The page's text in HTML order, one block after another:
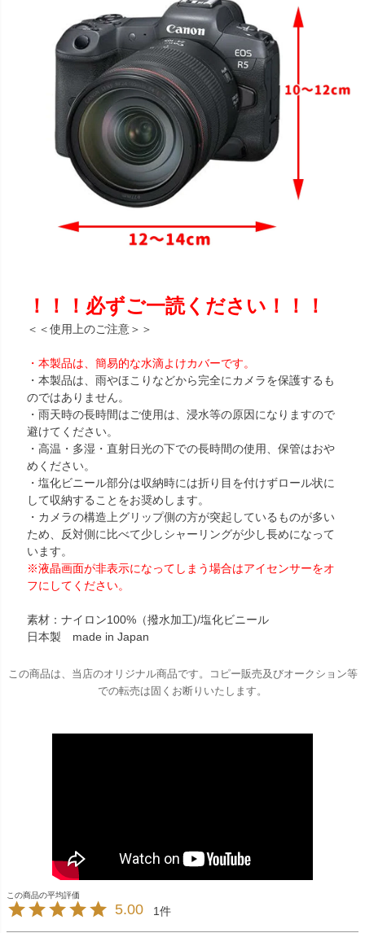
！！！必ずご一読ください！！！
＜＜使用上のご注意＞＞
・本製品は、簡易的な水滴よけカバーです。
・本製品は、雨やほこりなどから完全にカメラを保護するも
のではありません。
・雨天時の長時間はご使用は、浸水等の原因になりますので
避けてください。
・高温・多湿・直射日光の下での長時間の使用、保管はおや
めください。
・塩化ビニール部分は収納時には折り目を付けずロール状に
して収納することをお奨めします。
・カメラの構造上グリップ側の方が突起しているものが多い
ため、反対側に比べて少しシャーリングが少し長めになって
います。
※液晶画面が非表示になってしまう場合はアイセンサーをオ
フにしてください。
素材：ナイロン100%（撥水加工)/塩化ビニール
日本製 made in Japan
この商品は、当店のオリジナル商品です。コピー販売及びオークション等
での転売は固くお断りいたします。
5.00 1